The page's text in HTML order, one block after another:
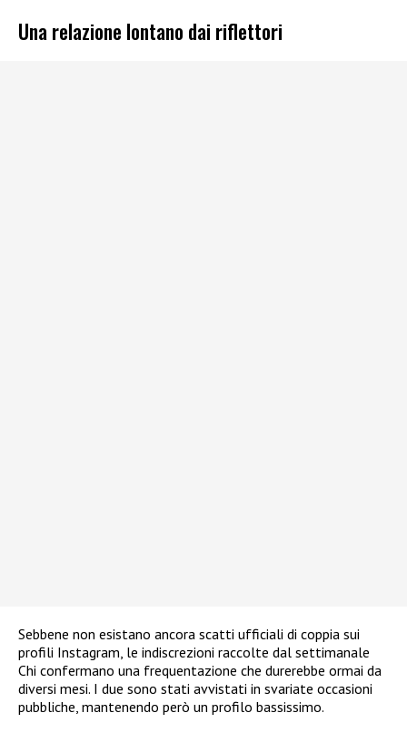
Una relazione lontano dai riflettori
Sebbene non esistano ancora scatti ufficiali di coppia sui
profili Instagram, le indiscrezioni raccolte dal settimanale
Chi confermano una frequentazione che durerebbe ormai da
diversi mesi. I due sono stati avvistati in svariate occasioni
pubbliche, mantenendo però un profilo bassissimo.